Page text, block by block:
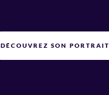
DÉCOUVREZ SON PORTRAIT